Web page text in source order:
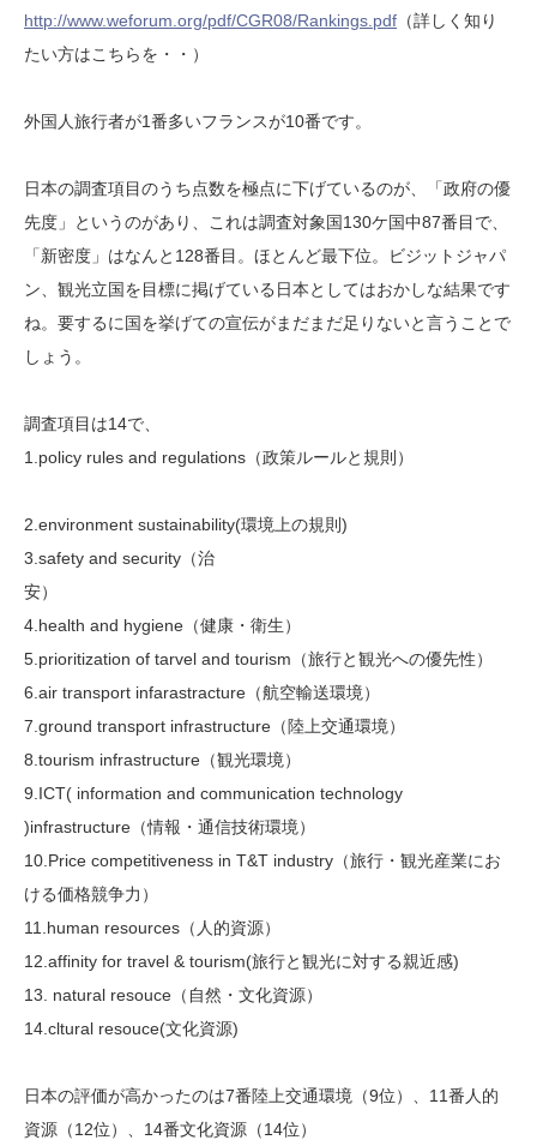
http://www.weforum.org/pdf/CGR08/Rankings.pdf （詳しく知り
たい方はこちらを・・）
外国人旅行者が1番多いフランスが10番です。
日本の調査項目のうち点数を極点に下げているのが、「政府の優
先度」というのがあり、これは調査対象国130ケ国中87番目で、
「新密度」はなんと128番目。ほとんど最下位。ビジットジャパ
ン、観光立国を目標に掲げている日本としてはおかしな結果です
ね。要するに国を挙げての宣伝がまだまだ足りないと言うことで
しょう。
調査項目は14で、
1.policy rules and regulations（政策ルールと規則）
2.environment sustainability(環境上の規則)
3.safety and security（治
安）
4.health and hygiene（健康・衛生）
5.prioritization of tarvel and tourism（旅行と観光への優先性）
6.air transport infarastracture（航空輸送環境）
7.ground transport infrastructure（陸上交通環境）
8.tourism infrastructure（観光環境）
9.ICT( information and communication technology
)infrastructure（情報・通信技術環境）
10.Price competitiveness in T&T industry（旅行・観光産業にお
ける価格競争力）
11.human resources（人的資源）
12.affinity for travel & tourism(旅行と観光に対する親近感)
13. natural resouce（自然・文化資源）
14.cltural resouce(文化資源)
日本の評価が高かったのは7番陸上交通環境（9位）、11番人的
資源（12位）、14番文化資源（14位）